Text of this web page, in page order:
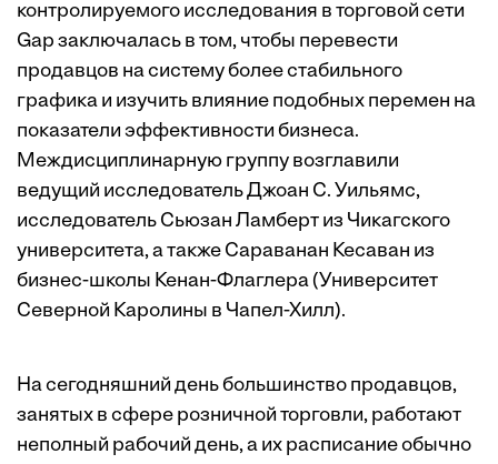
контролируемого исследования в торговой сети
Gap заключалась в том, чтобы перевести
продавцов на систему более стабильного
графика и изучить влияние подобных перемен на
показатели эффективности бизнеса.
Междисциплинарную группу возглавили
ведущий исследователь Джоан С. Уильямс,
исследователь Сьюзан Ламберт из Чикагского
университета, а также Сараванан Кесаван из
бизнес-школы Кенан-Флаглера (Университет
Северной Каролины в Чапел-Хилл).
На сегодняшний день большинство продавцов,
занятых в сфере розничной торговли, работают
неполный рабочий день, а их расписание обычно